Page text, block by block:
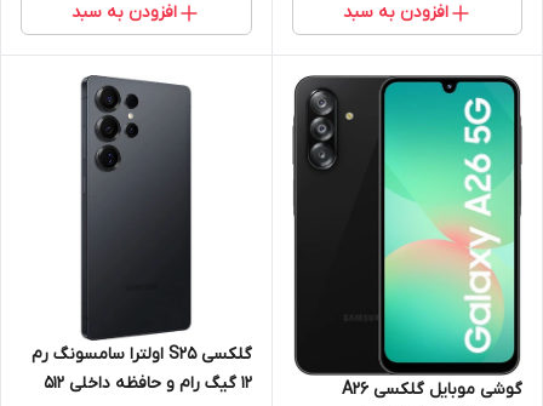
افزودن به سبد افزودن به سبد
گوشی موبایل گلکسی A26
گلکسی S25 اولترا سامسونگ رم
12 گیگ رام و حافظه داخلی 512